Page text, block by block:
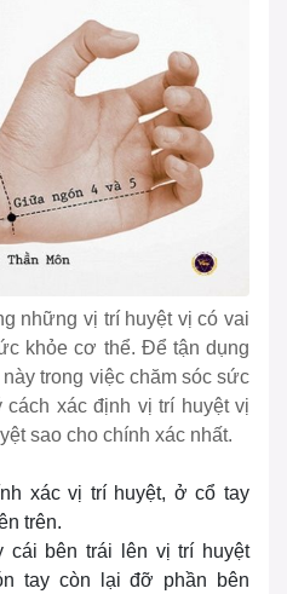
những vị trí huyệt vị có vai
khỏe cơ thể. Để tận dụng
trong việc chăm sóc sức
xác định vị trí huyệt vị
sao cho chính xác nhất.
xác vị trí huyệt, ở cổ tay
trên.
cái bên trái lên vị trí huyệt
tay còn lại đỡ phần bên